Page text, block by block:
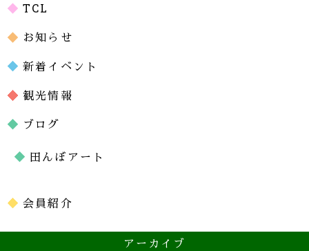
TCL
お知らせ
新着イベント
観光情報
ブログ
田んぼアート
会員紹介
アーカイブ